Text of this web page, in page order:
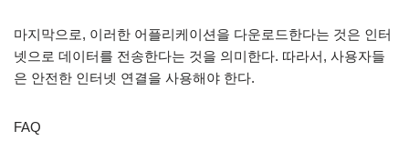
마지막으로, 이러한 어플리케이션을 다운로드한다는 것은 인터
넷으로 데이터를 전송한다는 것을 의미한다. 따라서, 사용자들
은 안전한 인터넷 연결을 사용해야 한다.
FAQ